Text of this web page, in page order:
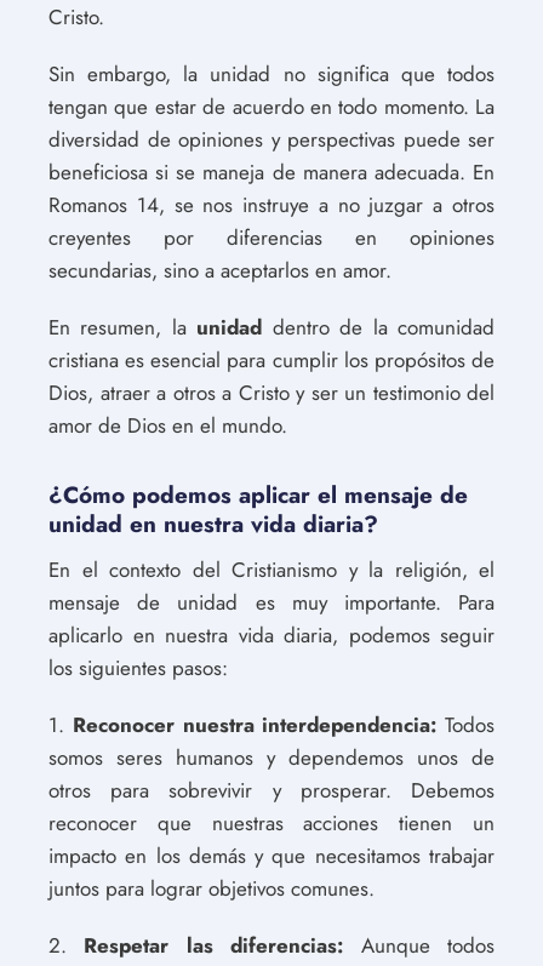
Cristo.
Sin embargo, la unidad no significa que todos
tengan que estar de acuerdo en todo momento. La
diversidad de opiniones y perspectivas puede ser
beneficiosa si se maneja de manera adecuada. En
Romanos 14, se nos instruye a no juzgar a otros
creyentes por diferencias en opiniones
secundarias, sino a aceptarlos en amor.
En resumen, la unidad dentro de la comunidad
cristiana es esencial para cumplir los propósitos de
Dios, atraer a otros a Cristo y ser un testimonio del
amor de Dios en el mundo.
¿Cómo podemos aplicar el mensaje de
unidad en nuestra vida diaria?
En el contexto del Cristianismo y la religión, el
mensaje de unidad es muy importante. Para
aplicarlo en nuestra vida diaria, podemos seguir
los siguientes pasos:
1. Reconocer nuestra interdependencia: Todos
somos seres humanos y dependemos unos de
otros para sobrevivir y prosperar. Debemos
reconocer que nuestras acciones tienen un
impacto en los demás y que necesitamos trabajar
juntos para lograr objetivos comunes.
2. Respetar las diferencias: Aunque todos